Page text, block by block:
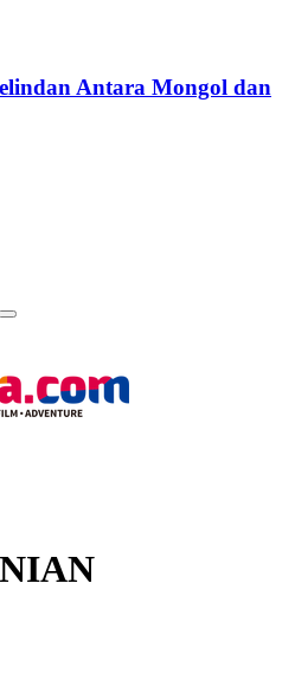
Antara Mongol dan